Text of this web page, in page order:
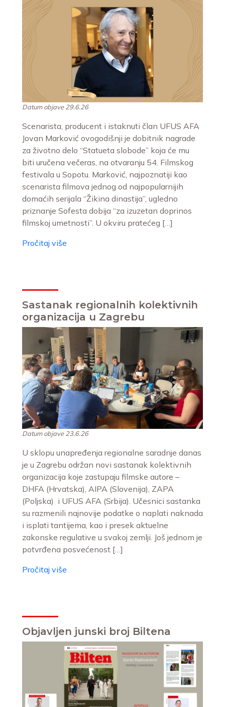
Datum objave 29.6.26
Scenarista, producent i istaknuti član UFUS AFA
Jovan Marković ovogodišnji je dobitnik nagrade
za životno delo “Statueta slobode” koja će mu
biti uručena večeras, na otvaranju 54. Filmskog
festivala u Sopotu. Marković, najpoznatiji kao
scenarista filmova jednog od najpopularnijih
domaćih serijala “Žikina dinastija”, ugledno
priznanje Sofesta dobija “za izuzetan doprinos
filmskoj umetnosti”. U okviru pratećeg […]
Pročitaj više
Sastanak regionalnih kolektivnih
organizacija u Zagrebu
Datum objave 23.6.26
U sklopu unapređenja regionalne saradnje danas
je u Zagrebu održan novi sastanak kolektivnih
organizacija koje zastupaju filmske autore –
DHFA (Hrvatska), AIPA (Slovenija), ZAPA
(Poljska) i UFUS AFA (Srbija). Učesnici sastanka
su razmenili najnovije podatke o naplati naknada
i isplati tantijema, kao i presek aktuelne
zakonske regulative u svakoj zemlji. Još jednom je
potvrđena posvećenost […]
Pročitaj više
Objavljen junski broj Biltena